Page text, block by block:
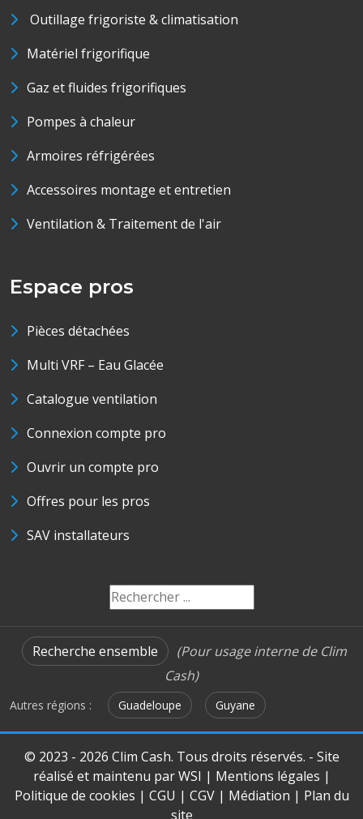
Outillage frigoriste & climatisation
Matériel frigorifique
Gaz et fluides frigorifiques
Pompes à chaleur
Armoires réfrigérées
Accessoires montage et entretien
Ventilation & Traitement de l'air
Espace pros
Pièces détachées
Multi VRF – Eau Glacée
Catalogue ventilation
Connexion compte pro
Ouvrir un compte pro
Offres pour les pros
SAV installateurs
Recherche ensemble
(Pour usage interne de Clim
Cash)
Autres régions : Guadeloupe Guyane
© 2023 - 2026 Clim Cash. Tous droits réservés. - Site
réalisé et maintenu parWSI | Mentions légales |
Politique de cookies | CGU | CGV| Médiation | Plan du
site